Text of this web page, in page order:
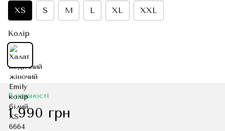
XS S M L XL XXL
Колір
В наявності
1 990 грн